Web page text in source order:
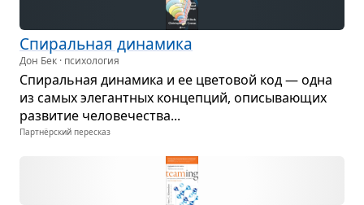
Спи­раль­ная дина­мика
Дон Бек · психология
Спи­раль­ная дина­мика и ее цве­то­вой код — одна
из самых эле­гант­ных кон­цеп­ций, опи­сы­ва­ю­щих
раз­ви­тие чело­ве­че­ства...
Партнёрский пересказ